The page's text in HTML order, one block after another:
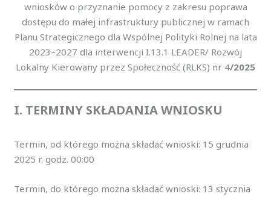
wniosków o przyznanie pomocy z zakresu poprawa
dostępu do małej infrastruktury publicznej w ramach
Planu Strategicznego dla Wspólnej Polityki Rolnej na lata
2023–2027 dla interwencji I.13.1 LEADER/ Rozwój
Lokalny Kierowany przez Społeczność (RLKS) nr 4/2025
I. TERMINY SKŁADANIA WNIOSKU
Termin, od którego można składać wnioski: 15 grudnia
2025 r. godz. 00:00
Termin, do którego można składać wnioski: 13 stycznia